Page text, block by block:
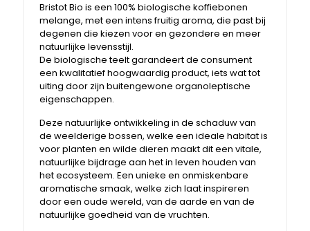
Bristot Bio is een 100% biologische koffiebonen
melange, met een intens fruitig aroma, die past bij
degenen die kiezen voor en gezondere en meer
natuurlijke levensstijl.
De biologische teelt garandeert de consument
een kwalitatief hoogwaardig product, iets wat tot
uiting door zijn buitengewone organoleptische
eigenschappen.
Deze natuurlijke ontwikkeling in de schaduw van
de weelderige bossen, welke een ideale habitat is
voor planten en wilde dieren maakt dit een vitale,
natuurlijke bijdrage aan het in leven houden van
het ecosysteem. Een unieke en onmiskenbare
aromatische smaak, welke zich laat inspireren
door een oude wereld, van de aarde en van de
natuurlijke goedheid van de vruchten.